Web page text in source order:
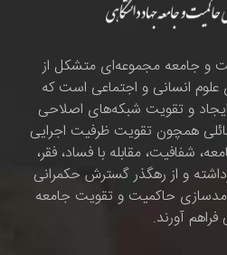
و جامعه مجموعه‌ای متشکل از
انسانی و اجتماعی است که
و تقویت شبکه‌های اصلاحی
همچون تقویت ظرفیت اجرایی
شفافیت، مقابله با فساد، فقر،
و از رهگذر گسترش حکمرانی
حاکمیت و تقویت جامعه
آورند.